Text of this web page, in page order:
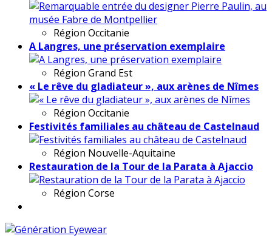
Région Occitanie
A Langres, une préservation exemplaire
Région Grand Est
« Le rêve du gladiateur », aux arènes de Nîmes
Région Occitanie
Festivités familiales au château de Castelnaud
Région Nouvelle-Aquitaine
Restauration de la Tour de la Parata à Ajaccio
Région Corse